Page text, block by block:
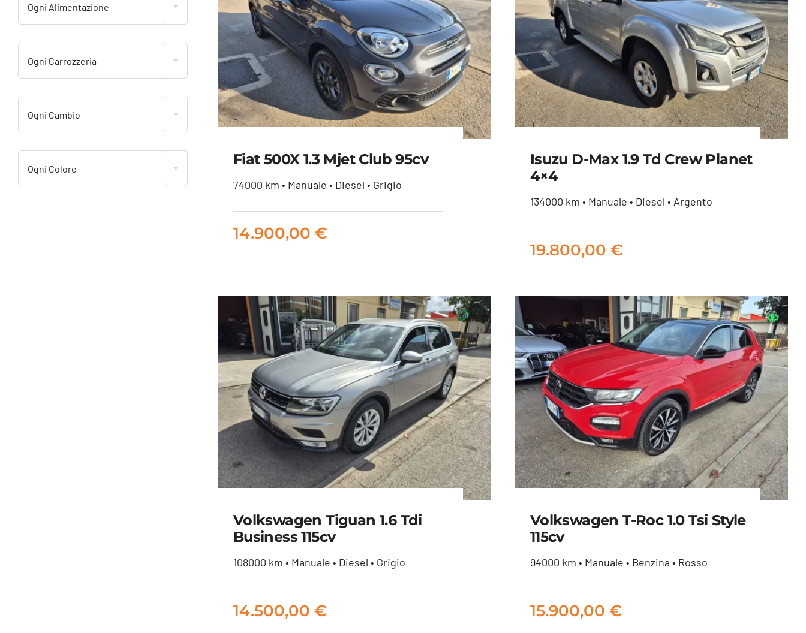
Ogni Alimentazione
Ogni Carrozzeria
Ogni Cambio
Ogni Colore
Fiat 500X 1.3 mjet Club
Fiat 500X 1.3 Mjet Club 95cv
74000 km • Manuale • Diesel • Grigio
14.900,00 €
Planet 4×4
Isuzu D-Max 1.9 Td Crew Planet
4×4
134000 km • Manuale • Diesel • Argento
19.800,00 €
Business 115cv
Volkswagen Tiguan 1.6 Tdi
Business 115cv
108000 km • Manuale • Diesel • Grigio
14.500,00 €
Style 115cv
Volkswagen T-Roc 1.0 Tsi Style
115cv
94000 km • Manuale • Benzina • Rosso
15.900,00 €